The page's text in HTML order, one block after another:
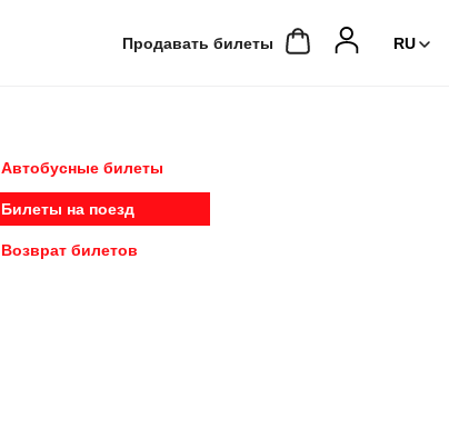
Продавать билеты
Автобусные билеты
Билеты на поезд
Возврат билетов